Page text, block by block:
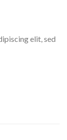
elit, sed